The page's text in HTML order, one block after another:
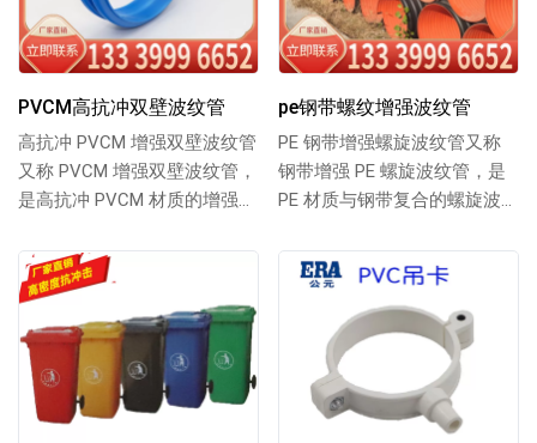
PVCM高抗冲双壁波纹管
高抗冲 PVCM 增强双壁波纹管
又称 PVCM 增强双壁波纹管，
是高抗冲 PVCM 材质的增强型
pe钢带螺纹增强波纹管
PE 钢带增强螺旋波纹管又称
钢带增强 PE 螺旋波纹管，是
PE 材质与钢带复合的螺旋波
钢...